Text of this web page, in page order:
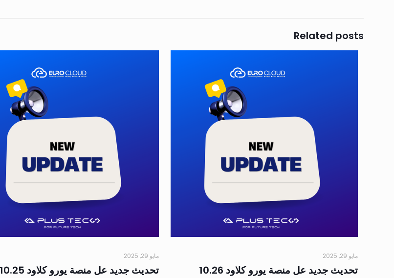
Related posts
مايو 29, 2025
تحديث جديد عل منصة يورو كلاود 10.26
مايو 29, 2025
تحديث جديد عل منصة يورو كلاود 10.25